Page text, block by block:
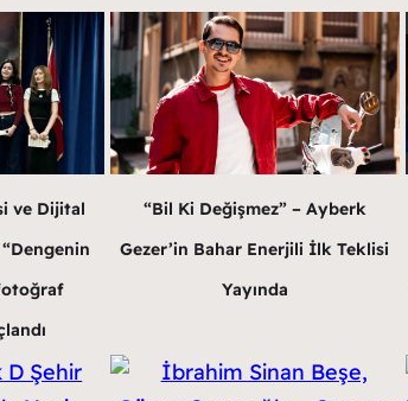
ve Dijital
“Bil Ki Değişmez” – Ayberk
Gezer’in Bahar Enerjili İlk Teklisi
Yayında